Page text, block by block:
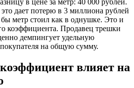
в цене за метр: 40 000 рублей.
дает потерю в 3 миллиона рублей
бы метр стоил как в однушке. Это и
коэффициента. Продавец трешки
демпингует удельную
на общую сумму.
влияет на